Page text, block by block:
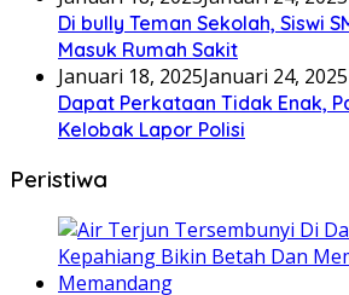
Di bully Teman Sekolah, Siswi
Masuk Rumah Sakit
Januari 18, 2025Januari 24, 2025
Dapat Perkataan Tidak Enak,
Kelobak Lapor Polisi
Peristiwa